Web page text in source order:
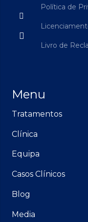
Política de
Livro de
Menu
Tratamentos
Clínica
Equipa
Casos Clínicos
Blog
Media